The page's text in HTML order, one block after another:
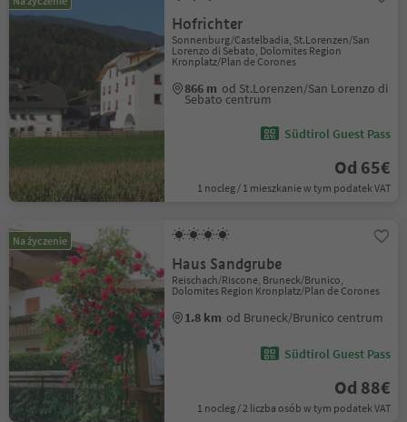
Hofrichter
Sonnenburg/Castelbadia, St.Lorenzen/San
Lorenzo di Sebato, Dolomites Region
Kronplatz/Plan de Corones
866 m od St.Lorenzen/San Lorenzo di
Sebato centrum
Südtirol Guest Pass
Od 65€
1 nocleg / 1 mieszkanie w tym podatek VAT
Na życzenie
Haus Sandgrube
Reischach/Riscone, Bruneck/Brunico,
Dolomites Region Kronplatz/Plan de Corones
1.8 km od Bruneck/Brunico centrum
Südtirol Guest Pass
Od 88€
1 nocleg / 2 liczba osób w tym podatek VAT